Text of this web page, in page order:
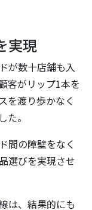
実現
が数十店舗も入
客がリップ1本を
を渡り歩かなく
。
間の障壁をなく
選びを実現させ
は、結果的にも